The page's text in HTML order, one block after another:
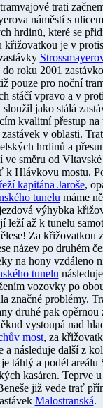
trati
náměstí s
hrdinů, které se
křižovatkou je v
do roku 2001
pouze pro noční
stáčí vpravo a v
jako stálá
kvalitní přestup
v oblasti.
hrdinů a
ve směru od
Hlávkovu mostu.
kapitána Jaroše,
tunelumáme
výhybka
leží až k tunelu
Za křižovatkou
název po druhém
na hony vzdáleno
tunelu
vozovky po
značné problémy.
druhé pak
vystoupá nad
most, za
a následuje další z
táhlý a podél
kasáren. Teprve
již vede trať
Malostranská.